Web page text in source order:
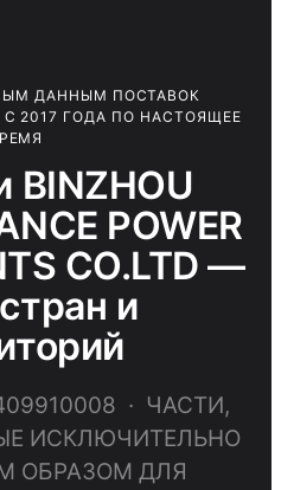
ДАННЫМ ПОСТАВОК
2017 ГОДА ПО НАСТОЯЩЕЕ
BINZHOU
POWER
CO.LTD —
и
· ЧАСТИ,
ИСКЛЮЧИТЕЛЬНО
ОБРАЗОМ ДЛЯ